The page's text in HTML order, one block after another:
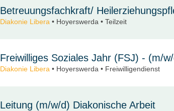
Betreuungsfachkraft/
Diakonie Libera • Hoyerswerda • Teilzeit
Freiwilliges Soziales Jahr (FSJ) - (m/
Diakonie Libera • Hoyerswerda • Freiwilligendienst
Leitung (m/w/d) Diakonische Arbeit